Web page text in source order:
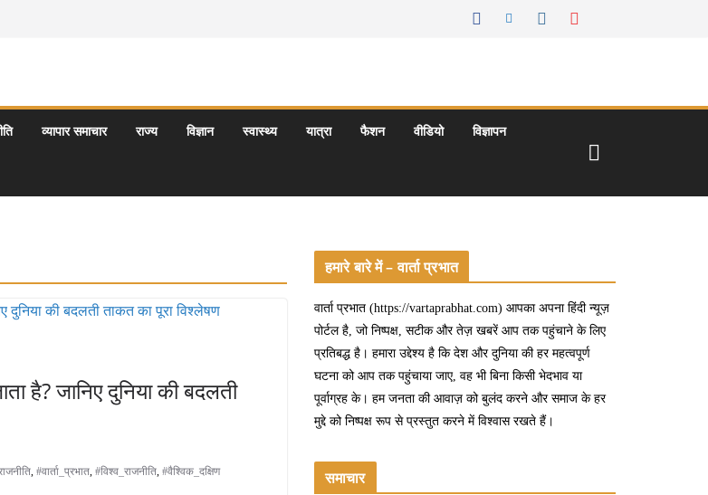
व्यापार समाचार राज्य विज्ञान स्वास्थ्य यात्रा फैशन वीडियो विज्ञापन
है? जानिए दुनिया की बदलती
, #वार्ता_प्रभात, #विश्व_राजनीति, #वैश्विक_दक्षिण
हमारे बारे में – वार्ता प्रभात
वार्ता प्रभात (https://vartaprabhat.com) आपका अपना हिंदी न्यूज़
पोर्टल है, जो निष्पक्ष, सटीक और तेज़ खबरें आप तक पहुंचाने के लिए
प्रतिबद्ध है। हमारा उद्देश्य है कि देश और दुनिया की हर महत्वपूर्ण
घटना को आप तक पहुंचाया जाए, वह भी बिना किसी भेदभाव या
पूर्वाग्रह के। हम जनता की आवाज़ को बुलंद करने और समाज के हर
मुद्दे को निष्पक्ष रूप से प्रस्तुत करने में विश्वास रखते हैं।
समाचार